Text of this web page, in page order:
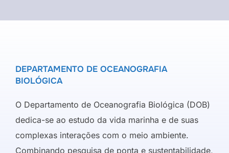
DEPARTAMENTO DE OCEANOGRAFIA
BIOLÓGICA
O Departamento de Oceanografia Biológica (DOB)
dedica-se ao estudo da vida marinha e de suas
complexas interações com o meio ambiente.
Combinando pesquisa de ponta e sustentabilidade,